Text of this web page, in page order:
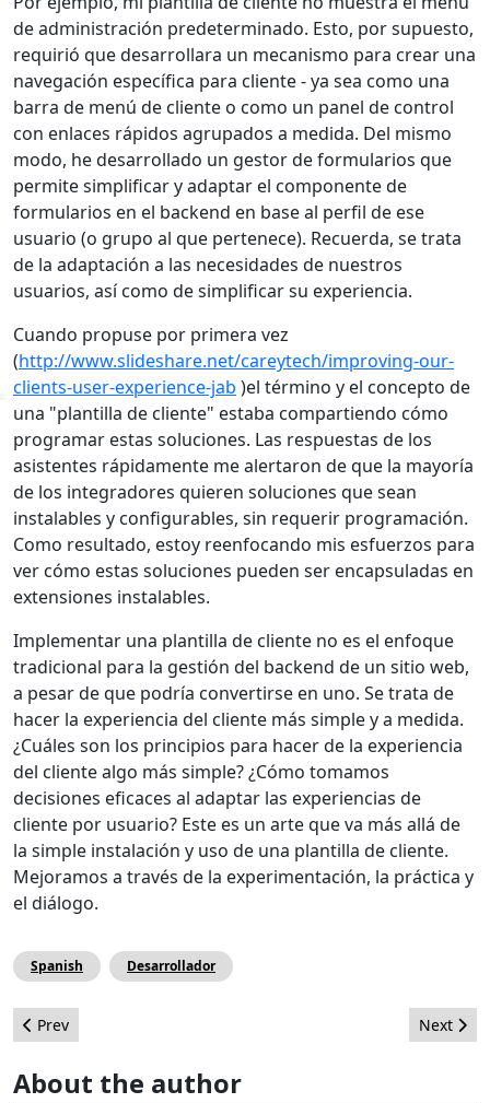
de administración predeterminado. Esto, por supuesto,
requirió que desarrollara un mecanismo para crear una
navegación específica para cliente - ya sea como una
barra de menú de cliente o como un panel de control
con enlaces rápidos agrupados a medida. Del mismo
modo, he desarrollado un gestor de formularios que
permite simplificar y adaptar el componente de
formularios en el backend en base al perfil de ese
usuario (o grupo al que pertenece). Recuerda, se trata
de la adaptación a las necesidades de nuestros
usuarios, así como de simplificar su experiencia.
Cuando propuse por primera vez
(http://www.slideshare.net/careytech/improving-our-
clients-user-experience-jab )el término y el concepto de
una "plantilla de cliente" estaba compartiendo cómo
programar estas soluciones. Las respuestas de los
asistentes rápidamente me alertaron de que la mayoría
de los integradores quieren soluciones que sean
instalables y configurables, sin requerir programación.
Como resultado, estoy reenfocando mis esfuerzos para
ver cómo estas soluciones pueden ser encapsuladas en
extensiones instalables.
Implementar una plantilla de cliente no es el enfoque
tradicional para la gestión del backend de un sitio web,
a pesar de que podría convertirse en uno. Se trata de
hacer la experiencia del cliente más simple y a medida.
¿Cuáles son los principios para hacer de la experiencia
del cliente algo más simple? ¿Cómo tomamos
decisiones eficaces al adaptar las experiencias de
cliente por usuario? Este es un arte que va más allá de
la simple instalación y uso de una plantilla de cliente.
Mejoramos a través de la experimentación, la práctica y
el diálogo.
Spanish Desarrollador
Previous article: Concurso Joomla! Fan Art Logo – Tenemos un
Prev Next
Next
About the author